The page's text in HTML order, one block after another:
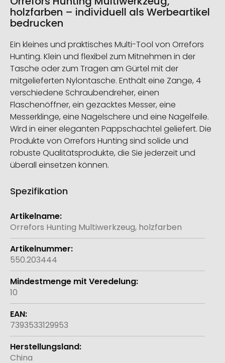
holzfarben – individuell als Werbeartikel
bedrucken
Ein kleines und praktisches Multi-Tool von Orrefors
Hunting. Klein und flexibel zum Mitnehmen in der
Tasche oder zum Tragen am Gürtel mit der
mitgelieferten Nylontasche. Enthält eine Zange, 4
verschiedene Schraubendreher, einen
Flaschenöffner, ein gezacktes Messer, eine
Messerklinge, eine Nagelschere und eine Nagelfeile.
Wird in einer eleganten Pappschachtel geliefert. Die
Produkte von Orrefors Hunting sind solide und
robuste Qualitätsprodukte, die Sie jederzeit und
überall einsetzen können.
Spezifikation
Weitere
Informationen
Orrefors Hunting Multiwerkzeug, holzfarben
550.203444
10
7393533129953
China